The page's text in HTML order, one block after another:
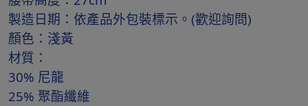
製造日期：依產品外包裝標示。(歡迎詢問)
顏色：淺黃
材質：
30% 尼龍
25% 聚酯纖維